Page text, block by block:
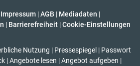
Impressum |AGB | Mediadaten |
| Barrierefreiheit | Cookie-Einstellungen
Nutzung | Pressespiegel | Passwort
| Angebote lesen | Angebot aufgeben |